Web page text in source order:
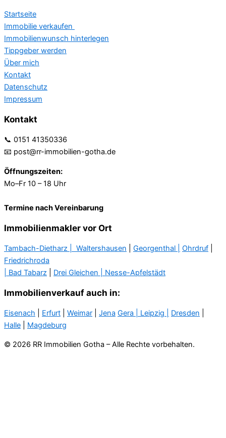
Startseite
Immobilie verkaufen
Immobilienwunsch hinterlegen
Tippgeber werden
Über mich
Kontakt
Datenschutz
Impressum
Kontakt
📞 0151 41350336
📧 post@rr-immobilien-gotha.de
Öffnungszeiten:
Mo–Fr 10 – 18 Uhr
Termine nach Vereinbarung
Immobilienmakler vor Ort
Tambach-Dietharz | Waltershausen Georgenthal | Ohrdruf
Friedrichroda
| Bad Tabarz
Drei Gleichen | Nesse-Apfelstädt
Immobilienverkauf auch in:
Eisenach Erfurt Weimar Jena Gera | Leipzig | Dresden
Halle
Magdeburg
© 2026 RR Immobilien Gotha – Alle Rechte vorbehalten.